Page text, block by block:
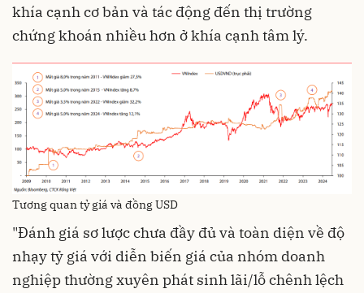
khía cạnh cơ bản và tác động đến thị trường
chứng khoán nhiều hơn ở khía cạnh tâm lý.
Tương quan tỷ giá và đồng USD
"Đánh giá sơ lược chưa đầy đủ và toàn diện về độ
nhạy tỷ giá với diễn biến giá của nhóm doanh
nghiệp thường xuyên phát sinh lãi/lỗ chênh lệch